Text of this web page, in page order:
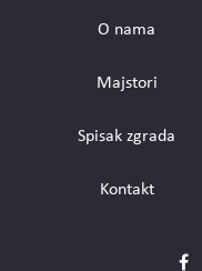
О nama
Majstori
Spisak zgrada
Kontakt